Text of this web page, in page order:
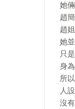
她
趙
趙
她
只
身
所
人
沒